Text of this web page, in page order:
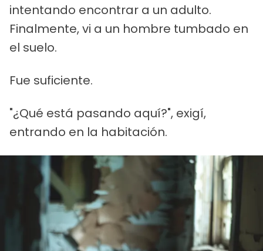
intentando encontrar a un adulto.
Finalmente, vi a un hombre tumbado en
el suelo.
Fue suficiente.
"¿Qué está pasando aquí?", exigí,
entrando en la habitación.